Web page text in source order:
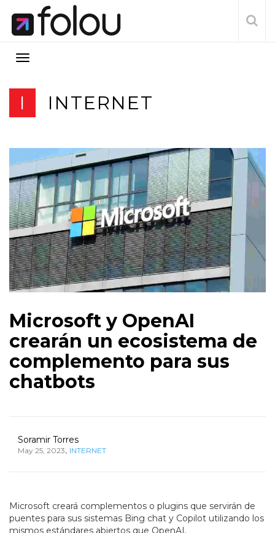
I INTERNET
Microsoft y OpenAI
crearán un ecosistema de
complemento para sus
chatbots
Soramir Torres
May 25, 2023, INTERNET
Microsoft creará complementos o plugins que servirán de
puentes para sus sistemas Bing chat y Copilot utilizando los
mismos estándares abiertos que OpenAI.